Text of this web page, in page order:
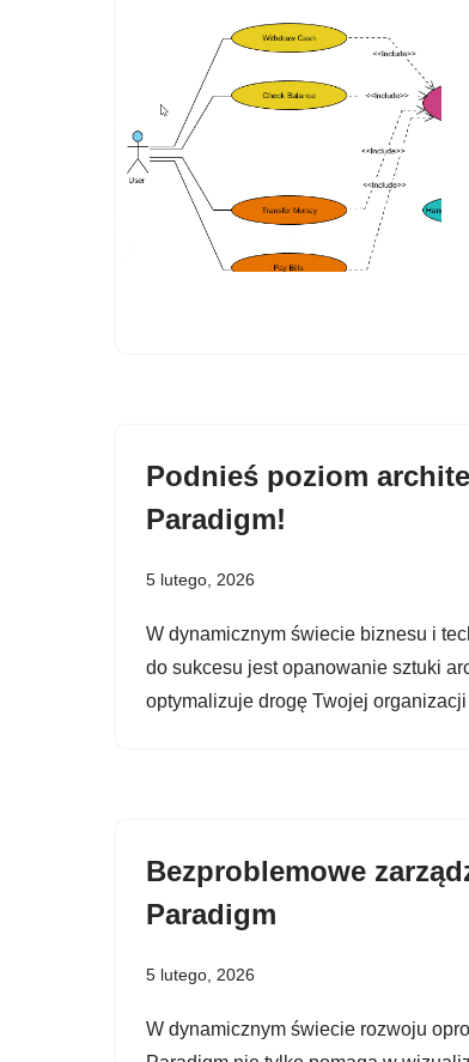
Podnieś poziom
Paradigm!
5 lutego, 2026
W dynamicznym świecie biznesu i
do sukcesu jest opanowanie sztuki
optymalizuje drogę Twojej organizacji
Bezproblemowe
Paradigm
5 lutego, 2026
W dynamicznym świecie rozwoju